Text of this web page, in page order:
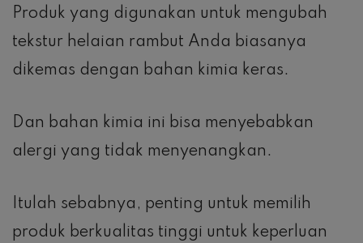
Produk yang digunakan untuk mengubah
tekstur helaian rambut Anda biasanya
dikemas dengan bahan kimia keras.
Dan bahan kimia ini bisa menyebabkan
alergi yang tidak menyenangkan.
Itulah sebabnya, penting untuk memilih
produk berkualitas tinggi untuk keperluan